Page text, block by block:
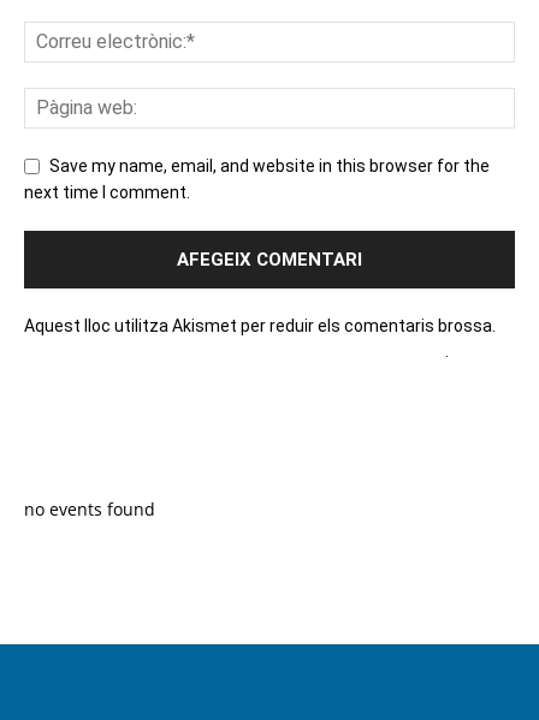
Save my name, email, and website in this browser for the
next time I comment.
Aquest lloc utilitza Akismet per reduir els comentaris brossa.
.
no events found